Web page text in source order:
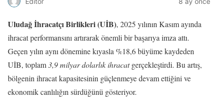
Uludağ İhracatçı Birlikleri (UİB), 2025 yılının Kasım ayında
ihracat performansını artırarak önemli bir başarıya imza attı.
Geçen yılın aynı dönemine kıyasla %18,6 büyüme kaydeden
UİB, toplam3,9 milyar dolarlık ihracatgerçekleştirdi. Bu artış,
bölgenin ihracat kapasitesinin güçlenmeye devam ettiğini ve
ekonomik canlılığın sürdüğünü gösteriyor.